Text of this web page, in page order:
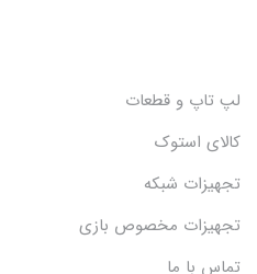
لپ تاپ و قطعات
کالای استوک
تجهیزات شبکه
تجهیزات مخصوص بازی
تماس با ما